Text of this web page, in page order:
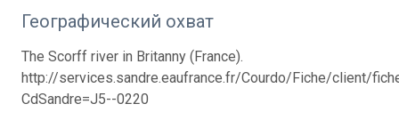
Географический охват
The Scorff river in Britanny (France).
http://services.sandre.eaufrance.fr/Courdo/Fiche/client/
CdSandre=J5--0220